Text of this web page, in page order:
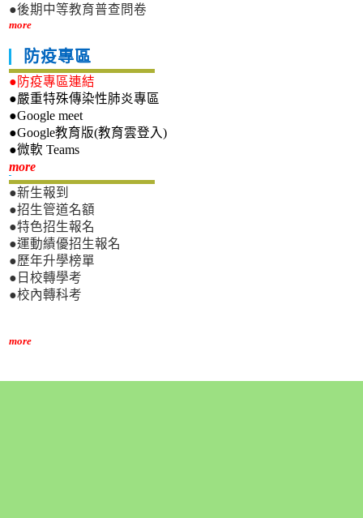
●後期中等教育普查問卷
more
防疫專區
●防疫專區連結
●嚴重特殊傳染性肺炎專區
●Google meet
●Google教育版(教育雲登入)
●微軟 Teams
more新生專區
●新生報到
●招生管道名額
●特色招生報名
●運動績優招生報名
●歷年升學榜單
●日校轉學考
●校內轉科考
more